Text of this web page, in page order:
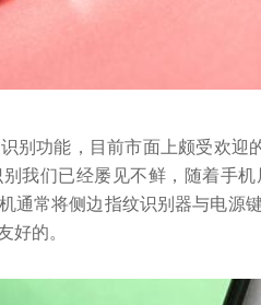
别功能，目前市面上颇受欢迎
我们已经屡见不鲜，随着手
通常将侧边指纹识别器与电源
好的。